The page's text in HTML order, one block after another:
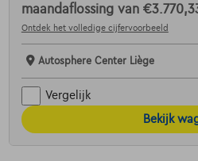
maandaflossing van
Ontdek het volledige cijfervoorbeeld
Autosphere Center Liège
Vergelijk
Bekijk